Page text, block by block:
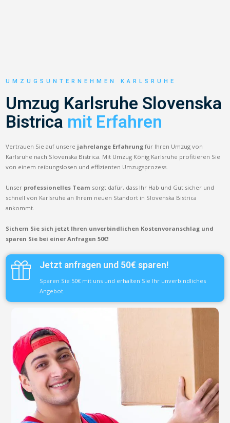
UMZUGSUNTERNEHMEN KARLSRUHE
Umzug Karlsruhe Slovenska
Bistrica mit Erfahren
Vertrauen Sie auf unsere jahrelange Erfahrung für Ihren Umzug von
Karlsruhe nach Slovenska Bistrica. Mit Umzug König Karlsruhe profitieren Sie
von einem reibungslosen und effizienten Umzugsprozess.
Unser professionelles Team sorgt dafür, dass Ihr Hab und Gut sicher und
schnell von Karlsruhe an Ihrem neuen Standort in Slovenska Bistrica
ankommt.
Sichern Sie sich jetzt Ihren unverbindlichen Kostenvoranschlag und
sparen Sie bei einer Anfragen 50€!
Jetzt anfragen und 50€ sparen!
Sparen Sie 50€ mit uns und erhalten Sie Ihr unverbindliches
Angebot.